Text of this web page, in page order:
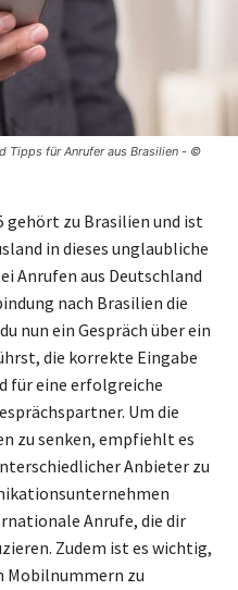
Tipps für Anrufer aus Brasilien - ©
gehört zu Brasilien und ist
in dieses unglaubliche
Anrufen aus Deutschland
nach Brasilien die
nun ein Gespräch über ein
die korrekte Eingabe
für eine erfolgreiche
Um die
zu senken, empfiehlt es
Anbieter zu
Anrufe, die dir
Zudem ist es wichtig,
Mobilnummern zu